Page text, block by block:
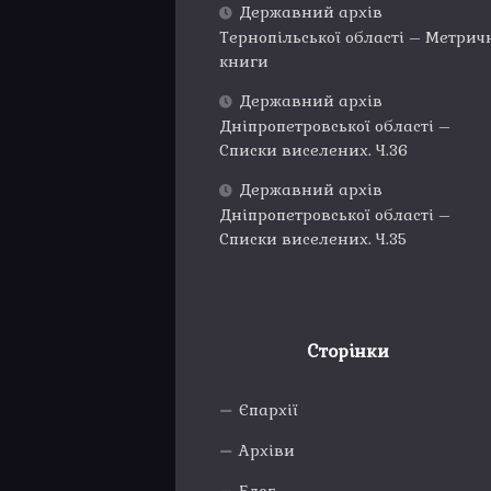
Державний архів
Тернопільської області –
книги
Державний архів
Дніпропетровської області –
Списки виселених. Ч.36
Державний архів
Дніпропетровської області –
Списки виселених. Ч.35
Сторінки
Єпархії
Архіви